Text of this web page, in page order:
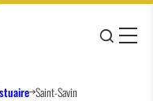
la barre de navigation
JE
MENU
Saint-Savin